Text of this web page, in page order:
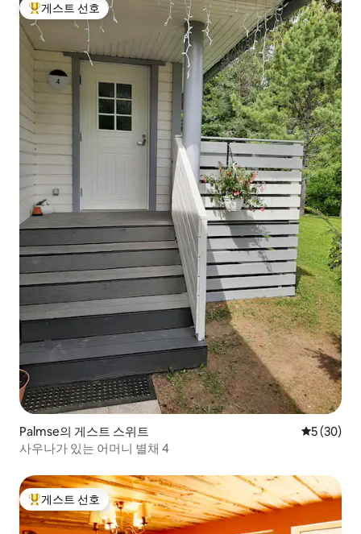
상위 게스트 선호
게스트 선호
Palmse의 게스트 스위트 평점 5점(5
5 (30)
사우나가 있는 어머니 별채 4
상위 게스트 선호
게스트 선호